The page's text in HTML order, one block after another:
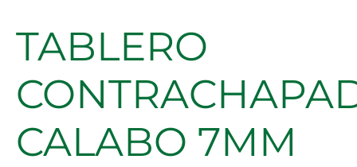
TABLERO
CALABO 7MM